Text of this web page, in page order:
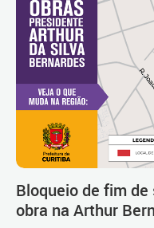
Bloqueio de fim
obra na Arthur